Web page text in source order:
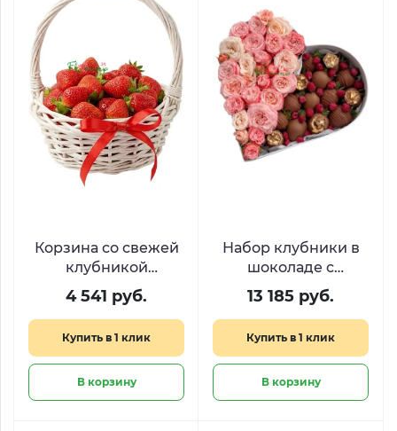
Корзина со свежей
клубникой
«Лукошко с
секретом»
4 541 руб.
Купить в 1 клик
В корзину
Набор клубники в
шоколаде с
малиной и
пионовидными
розами «Десерт для
королевы​»
13 185 руб.
Купить в 1 клик
В корзину